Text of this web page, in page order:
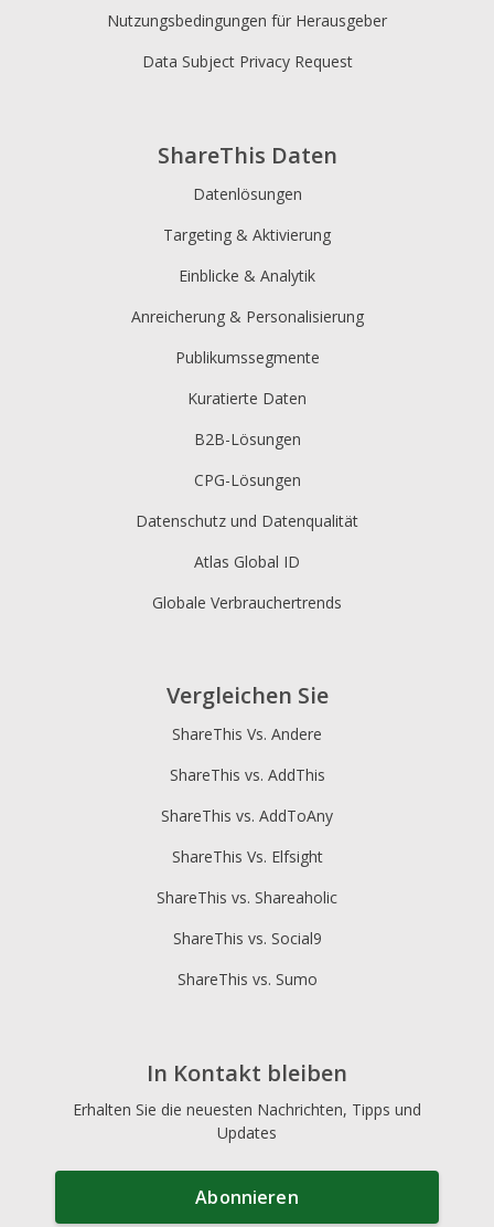
ShareThis Daten
Datenlösungen
Targeting & Aktivierung
Einblicke & Analytik
Anreicherung & Personalisierung
Publikumssegmente
Kuratierte Daten
B2B-Lösungen
CPG-Lösungen
Datenschutz und Datenqualität
Atlas Global ID
Globale Verbrauchertrends
Nutzungsbedingungen für Herausgeber
Data Subject Privacy Request
Vergleichen Sie
ShareThis Vs. Andere
ShareThis vs. AddThis
ShareThis vs. AddToAny
ShareThis Vs. Elfsight
ShareThis vs. Shareaholic
ShareThis vs. Social9
ShareThis vs. Sumo
In Kontakt bleiben
Erhalten Sie die neuesten Nachrichten, Tipps und
Updates
Abonnieren